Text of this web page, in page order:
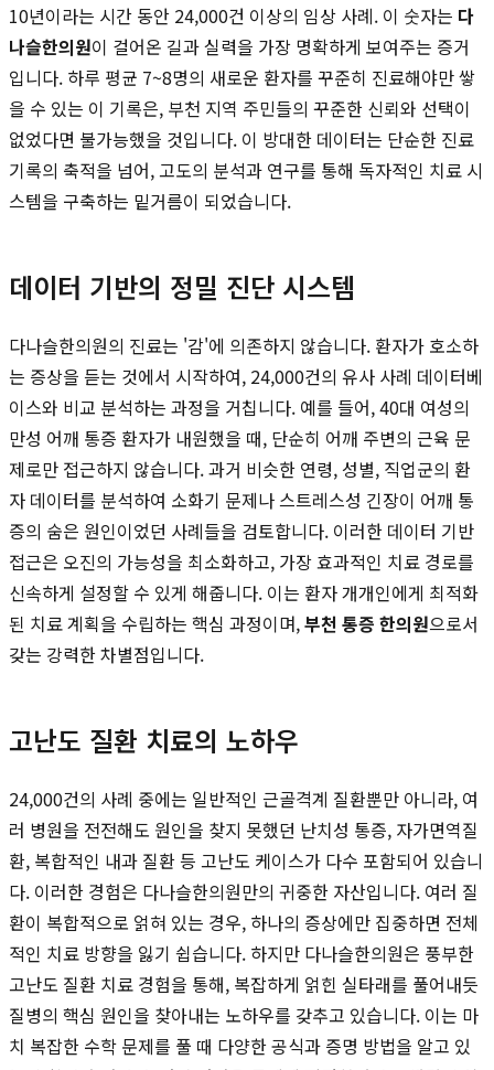
10년이라는 시간 동안 24,000건 이상의 임상 사례. 이 숫자는 다
나슬한의원이 걸어온 길과 실력을 가장 명확하게 보여주는 증거
입니다. 하루 평균 7~8명의 새로운 환자를 꾸준히 진료해야만 쌓
을 수 있는 이 기록은, 부천 지역 주민들의 꾸준한 신뢰와 선택이
없었다면 불가능했을 것입니다. 이 방대한 데이터는 단순한 진료
기록의 축적을 넘어, 고도의 분석과 연구를 통해 독자적인 치료 시
스템을 구축하는 밑거름이 되었습니다.
데이터 기반의 정밀 진단 시스템
다나슬한의원의 진료는 '감'에 의존하지 않습니다. 환자가 호소하
는 증상을 듣는 것에서 시작하여, 24,000건의 유사 사례 데이터베
이스와 비교 분석하는 과정을 거칩니다. 예를 들어, 40대 여성의
만성 어깨 통증 환자가 내원했을 때, 단순히 어깨 주변의 근육 문
제로만 접근하지 않습니다. 과거 비슷한 연령, 성별, 직업군의 환
자 데이터를 분석하여 소화기 문제나 스트레스성 긴장이 어깨 통
증의 숨은 원인이었던 사례들을 검토합니다. 이러한 데이터 기반
접근은 오진의 가능성을 최소화하고, 가장 효과적인 치료 경로를
신속하게 설정할 수 있게 해줍니다. 이는 환자 개개인에게 최적화
된 치료 계획을 수립하는 핵심 과정이며,부천 통증 한의원으로서
갖는 강력한 차별점입니다.
고난도 질환 치료의 노하우
24,000건의 사례 중에는 일반적인 근골격계 질환뿐만 아니라, 여
러 병원을 전전해도 원인을 찾지 못했던 난치성 통증, 자가면역질
환, 복합적인 내과 질환 등 고난도 케이스가 다수 포함되어 있습니
다. 이러한 경험은 다나슬한의원만의 귀중한 자산입니다. 여러 질
환이 복합적으로 얽혀 있는 경우, 하나의 증상에만 집중하면 전체
적인 치료 방향을 잃기 쉽습니다. 하지만 다나슬한의원은 풍부한
고난도 질환 치료 경험을 통해, 복잡하게 얽힌 실타래를 풀어내듯
질병의 핵심 원인을 찾아내는 노하우를 갖추고 있습니다. 이는 마
치 복잡한 수학 문제를 풀 때 다양한 공식과 증명 방법을 알고 있